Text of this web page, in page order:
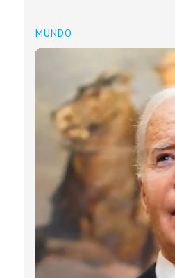
MUNDO